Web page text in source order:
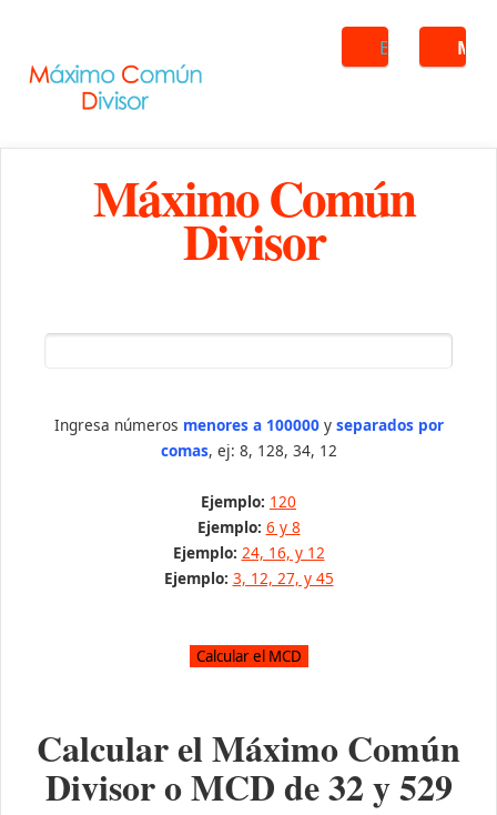
Buscar
Máximo Común
Divisor
Ingresa números menores a 100000y separados por
comas, ej: 8, 128, 34, 12
Ejemplo: 120
Ejemplo: 6 y 8
Ejemplo: 24, 16, y 12
Ejemplo: 3, 12, 27, y 45
Calcular el Máximo Común
Divisor o MCD de32y529